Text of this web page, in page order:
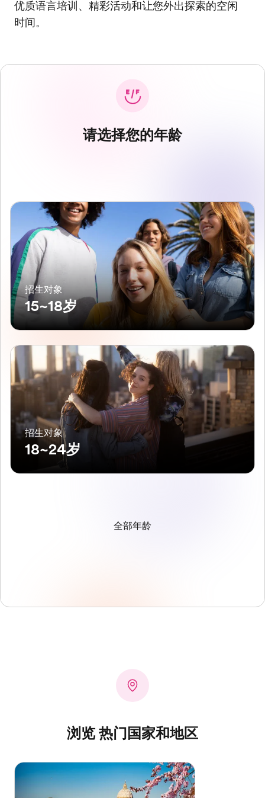
优质语言培训、精彩活动和让您外出探索的空闲
时间。
请选择您的年龄
招生对象
15~18岁
招生对象
18~24岁
全部年龄
浏览 热门国家和地区